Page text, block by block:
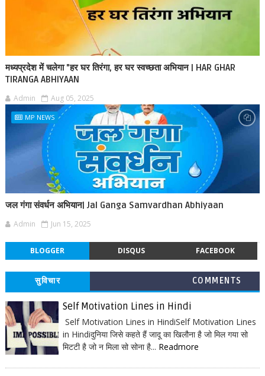
मध्यप्रदेश में चलेगा "हर घर तिरंगा, हर घर स्वच्छता अभियान | HAR GHAR
TIRANGA ABHIYAAN
Admin Aug 05, 2025
MP NEWS
जल गंगा संवर्धन अभियान| Jal Ganga Samvardhan Abhiyaan
Admin Jun 15, 2025
BLOGGER DISQUS FACEBOOK
सुविचार COMMENTS
Self Motivation Lines in Hindi
Self Motivation Lines in HindiSelf Motivation Lines
in Hindiदुनिया जिसे कहते हैं जादू का खिलौना है जो मिल गया सो
मिटटी है जो न मिला सो सोना है... Readmore